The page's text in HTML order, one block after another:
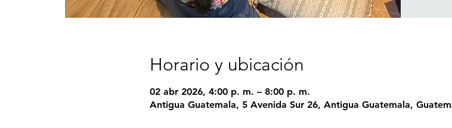
Horario y ubicación
02 abr 2026, 4:00 p. m. – 8:00 p. m.
Antigua Guatemala, 5 Avenida Sur 26, Antigua Guatemala,